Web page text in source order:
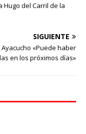
del Carril de la
SIGUIENTE
«Puede haber
en los próximos días»